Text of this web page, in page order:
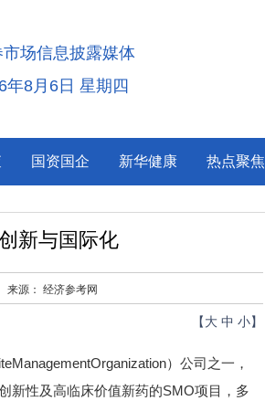
市场信息披露媒体
年8月6日 星期四
国资国企 新华健康 热点聚焦
新与国际化
来源： 经济参考网
【 大 中 小】
）公司之一，
新性及高临床价值新药的SMO项目，多